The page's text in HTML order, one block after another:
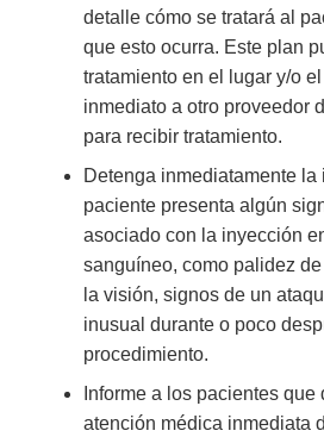
detalle cómo se tratará al
que esto ocurra. Este plan
tratamiento en el lugar y/o
inmediato a otro proveedor
para recibir tratamiento.
Detenga inmediatamente la
paciente presenta algún
asociado con la inyección
sanguíneo, como palidez
la visión, signos de un
inusual durante o poco
procedimiento.
Informe a los pacientes que
atención médica inmediata